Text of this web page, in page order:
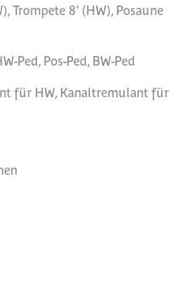
Trompete 8' (HW), Posaune
Ped, Pos-Ped, BW-Ped
für HW, Kanaltremulant für